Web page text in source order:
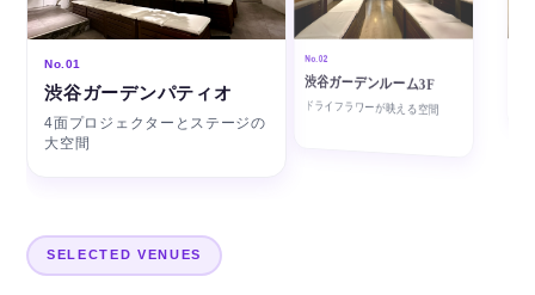
No.01
渋谷ガーデンパティオ
4面プロジェクターとステージの
大空間
No.02
渋谷ガーデンルーム3F
ドライフラワーが映える空間
SELECTED VENUES